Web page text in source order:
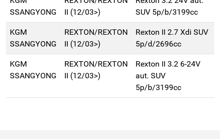
SSANGYONG
II (12/03>)
SUV 5p/b/3199cc
KGM
SSANGYONG
REXTON/REXTON
II (12/03>)
Rexton II 2.7 Xdi SUV
5p/d/2696cc
KGM
SSANGYONG
REXTON/REXTON
II (12/03>)
Rexton II 3.2 6-24V
aut. SUV
5p/b/3199cc